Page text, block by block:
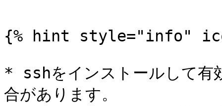
{% hint style="info"
* sshをインストールして有
合があります。